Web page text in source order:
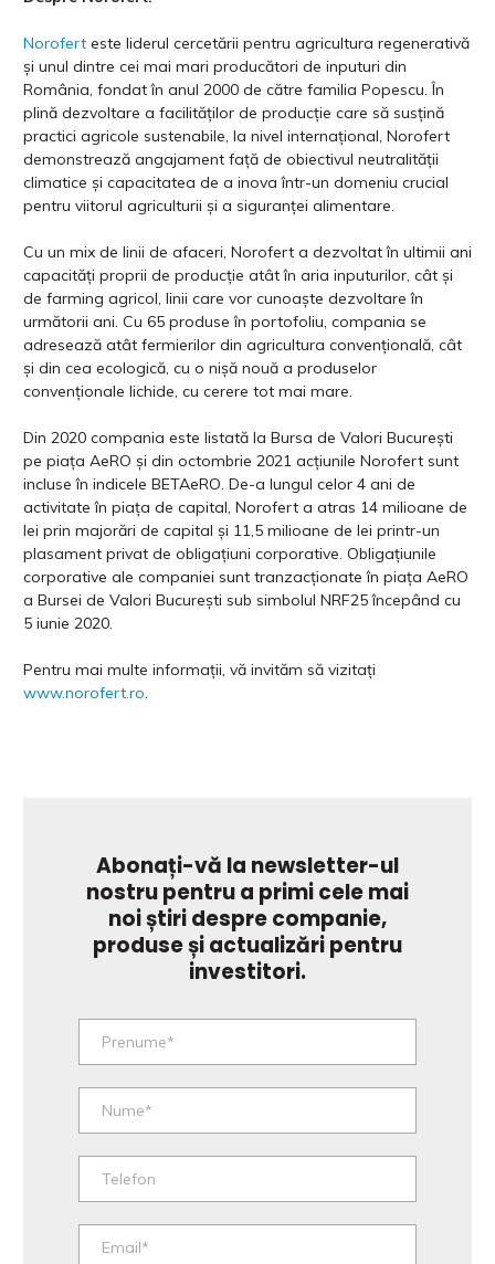
Norofert este liderul cercetării pentru agricultura regenerativă
și unul dintre cei mai mari producători de inputuri din
România, fondat în anul 2000 de către familia Popescu. În
plină dezvoltare a facilităților de producție care să susțină
practici agricole sustenabile, la nivel internațional, Norofert
demonstrează angajament față de obiectivul neutralității
climatice și capacitatea de a inova într-un domeniu crucial
pentru viitorul agriculturii și a siguranței alimentare.
Cu un mix de linii de afaceri, Norofert a dezvoltat în ultimii ani
capacități proprii de producție atât în aria inputurilor, cât și
de farming agricol, linii care vor cunoaște dezvoltare în
următorii ani. Cu 65 produse în portofoliu, compania se
adresează atât fermierilor din agricultura convențională, cât
și din cea ecologică, cu o nișă nouă a produselor
convenționale lichide, cu cerere tot mai mare.
Din 2020 compania este listată la Bursa de Valori București
pe piața AeRO și din octombrie 2021 acțiunile Norofert sunt
incluse în indicele BETAeRO. De-a lungul celor 4 ani de
activitate în piața de capital, Norofert a atras 14 milioane de
lei prin majorări de capital și 11,5 milioane de lei printr-un
plasament privat de obligaţiuni corporative. Obligațiunile
corporative ale companiei sunt tranzacționate în piața AeRO
a Bursei de Valori București sub simbolul NRF25 începând cu
5 iunie 2020.
Pentru mai multe informații, vă invităm să vizitați
www.norofert.ro.
Abonați-vă la newsletter-ul
nostru pentru a primi cele mai
noi știri despre companie,
produse și actualizări pentru
investitori.